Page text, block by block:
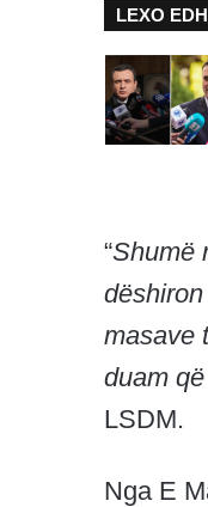
LEXO
“Shumë
masave
duam
LSDM.
Nga E